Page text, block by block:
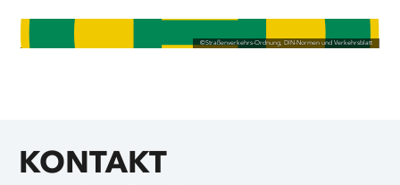
©Straßenverkehrs-Ordnung, DIN-Normen und Verkehrsblatt
KONTAKT